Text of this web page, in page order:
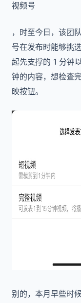
视频号
，时至今日，该团
号在发布时能够挑
起先支撑的 1 分钟
钟的内容，想检查
映按钮。
别的，本月早些时